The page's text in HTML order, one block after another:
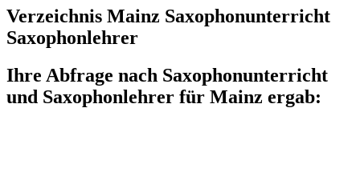
Verzeichnis Mainz Saxophonunterricht
Saxophonlehrer
Ihre Abfrage nach Saxophonunterricht
und Saxophonlehrer für Mainz ergab: